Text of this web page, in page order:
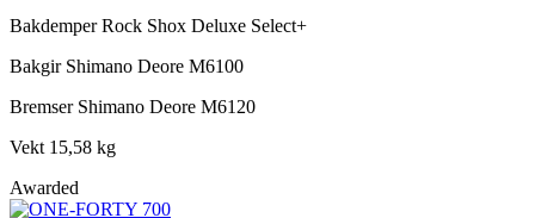
Bakdemper Rock Shox Deluxe Select+
Bakgir Shimano Deore M6100
Bremser Shimano Deore M6120
Vekt 15,58 kg
Awarded